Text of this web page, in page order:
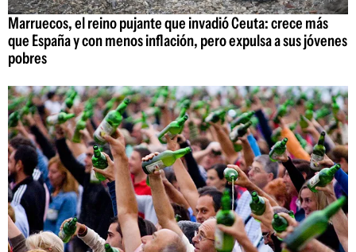
Marruecos, el reino pujante que invadió Ceuta: crece más
que España y con menos inflación, pero expulsa a sus jóvenes
pobres